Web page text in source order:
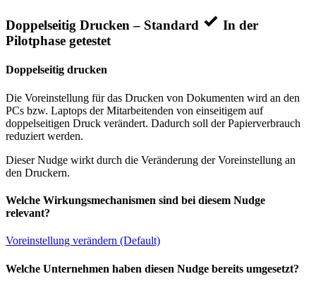
Doppelseitig Drucken – Standard
In der
Pilotphase getestet
Doppelseitig drucken
Die Voreinstellung für das Drucken von Dokumenten wird an den
PCs bzw. Laptops der Mitarbeitenden von einseitigem auf
doppelseitigen Druck verändert. Dadurch soll der Papierverbrauch
reduziert werden.
Dieser Nudge wirkt durch die Veränderung der Voreinstellung an
den Druckern.
Welche Wirkungsmechanismen sind bei diesem Nudge
relevant?
Voreinstellung verändern (Default)
Welche Unternehmen haben diesen Nudge bereits umgesetzt?